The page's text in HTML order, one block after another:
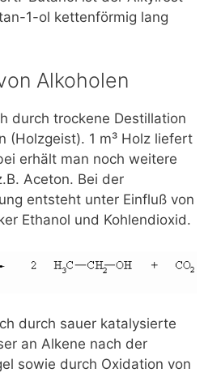
1-ol kettenförmig lang
Alkoholen
durch trockene Destillation
(Holzgeist). 1 m³ Holz liefert
erhält man noch weitere
Aceton. Bei der
entsteht unter Einfluß von
Ethanol und Kohlendioxid.
durch sauer katalysierte
an Alkene nach der
sowie durch Oxidation von